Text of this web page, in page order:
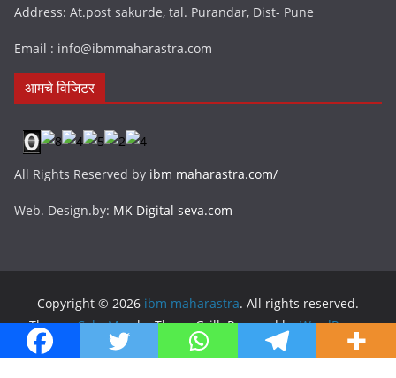
Address: At.post sakurde, tal. Purandar, Dist- Pune
Email : info@ibmmaharastra.com
आमचे विजिटर
All Rights Reserved by ibm maharastra.com/
Web. Design.by: MK Digital seva.com
Copyright © 2026 ibm maharastra. All rights reserved.
Theme:ColorMagby ThemeGrill. Powered byWordPress.